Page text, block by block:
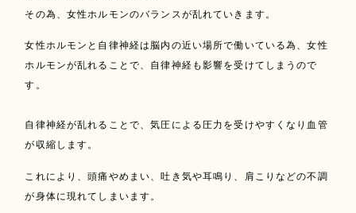
その為、女性ホルモンのバランスが乱れていきます。
女性ホルモンと自律神経は脳内の近い場所で働いている為、女性
ホルモンが乱れることで、自律神経も影響を受けてしまうので
す。
自律神経が乱れることで、気圧による圧力を受けやすくなり血管
が収縮します。
これにより、頭痛やめまい、吐き気や耳鳴り、肩こりなどの不調
が身体に現れてしまいます。